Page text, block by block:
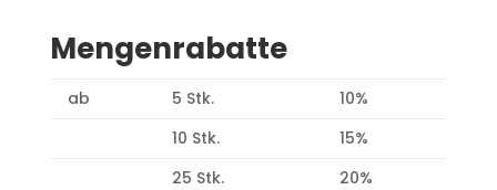
Mengenrabatte
ab 5 Stk.
10%
10 Stk.
15%
25 Stk.
20%